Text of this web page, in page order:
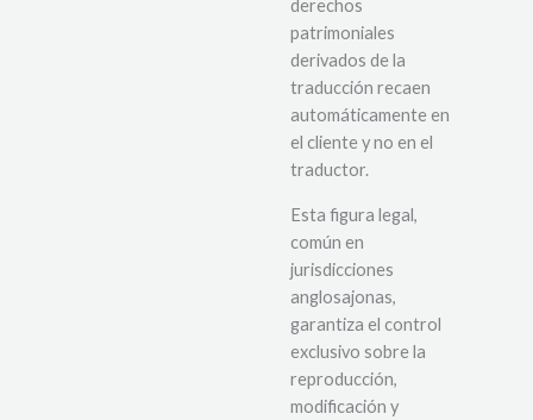
derechos
patrimoniales
derivados de la
traducción recaen
automáticamente en
el cliente y no en el
traductor.
Esta figura legal,
común en
jurisdicciones
anglosajonas,
garantiza el control
exclusivo sobre la
reproducción,
modificación y